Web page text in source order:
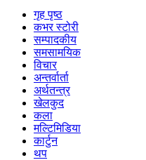
गृह पृष्ठ
कभर स्टोरी
सम्पादकीय
समसामयिक
विचार
अन्तर्वार्ता
अर्थतन्त्र
खेलकुद
कला
मल्टिमिडिया
कार्टुन
थप